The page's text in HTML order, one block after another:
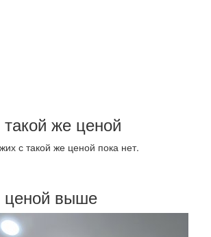
же ценой
с такой же ценой пока нет.
ценой выше